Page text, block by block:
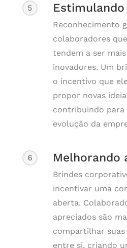
5
Reconhecimento
colaboradores
tendem a ser
inovadores. Um
o incentivo que
propor novas
contribuindo
evolução da
6 Melhorando
Brindes
incentivar uma
aberta.
apreciados são
compartilhar
entre si, criando